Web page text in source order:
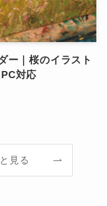
ー｜桜のイラスト
対応
見る